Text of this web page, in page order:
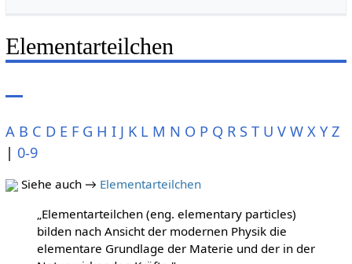
Elementarteilchen
A B C D E F G H I J K L M N O P Q R S T U V W X Y Z
| 0-9
Siehe auch → Elementarteilchen
„Elementarteilchen (eng. elementary particles)
bilden nach Ansicht der modernen Physik die
elementare Grundlage der Materie und der in der